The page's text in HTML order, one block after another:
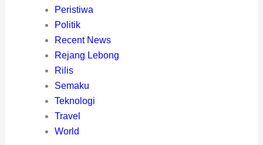
Peristiwa
Politik
Recent News
Rejang Lebong
Rilis
Semaku
Teknologi
Travel
World